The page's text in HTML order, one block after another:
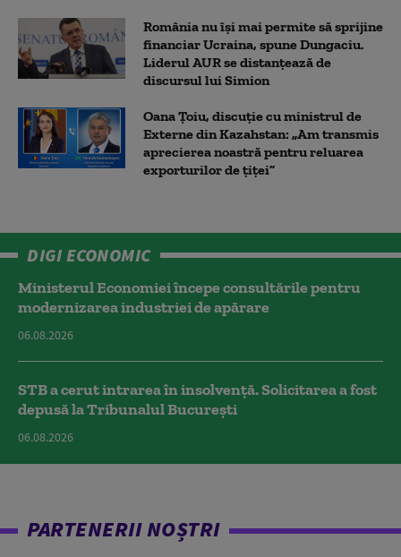
România nu își mai permite să sprijine
financiar Ucraina, spune Dungaciu.
Liderul AUR se distanțează de
discursul lui Simion
Oana Țoiu, discuție cu ministrul de
Externe din Kazahstan: „Am transmis
aprecierea noastră pentru reluarea
exporturilor de țiței”
DIGI ECONOMIC
Ministerul Economiei începe consultările pentru
modernizarea industriei de apărare
06.08.2026
STB a cerut intrarea în insolvență. Solicitarea a fost
depusă la Tribunalul București
06.08.2026
PARTENERII NOȘTRI